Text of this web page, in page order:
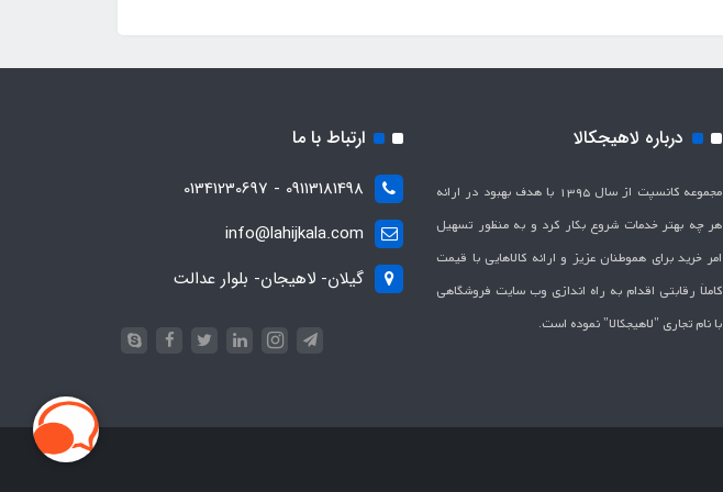
درباره لاهیجکالا
مجموعه کانسپت از سال 1395 با هدف بهبود در ارائه
هر چه بهتر خدمات شروع بکار کرد و به منظور تسهیل
امر خرید برای هموطنان عزیز و ارائه کالاهایی با قیمت
کاملاَ رقابتی اقدام به راه اندازی وب سایت فروشگاهی
با نام تجاری "لاهیج­کالا" نموده است.
ارتباط با ما
09113181498 - 01341230697
info@lahijkala.com
گیلان- لاهیجان- بلوار عدالت